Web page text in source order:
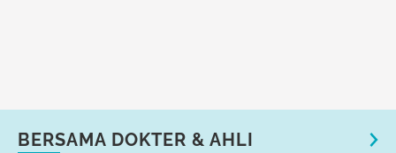
BERSAMA DOKTER & AHLI